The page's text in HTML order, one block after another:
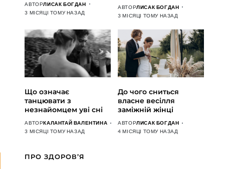
АВТОРЛИСАК БОГДАН
3 МІСЯЦІ ТОМУ НАЗАД
АВТОРЛИСАК БОГДАН
3 МІСЯЦІ ТОМУ НАЗАД
Що означає
танцювати з
незнайомцем уві сні
АВТОРКАЛАНТАЙ ВАЛЕНТИНА
3 МІСЯЦІ ТОМУ НАЗАД
До чого сниться
власне весілля
заміжній жінці
АВТОРЛИСАК БОГДАН
4 МІСЯЦІ ТОМУ НАЗАД
ПРО ЗДОРОВ’Я